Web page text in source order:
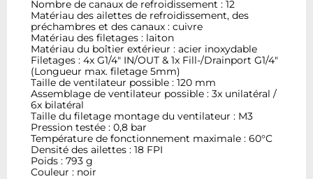
Nombre de canaux de refroidissement : 12
Matériau des ailettes de refroidissement, des
préchambres et des canaux : cuivre
Matériau des filetages : laiton
Matériau du boîtier extérieur : acier inoxydable
Filetages : 4x G1/4" IN/OUT & 1x Fill-/Drainport G1/4"
(Longueur max. filetage 5mm)
Taille de ventilateur possible : 120 mm
Assemblage de ventilateur possible : 3x unilatéral /
6x bilatéral
Taille du filetage montage du ventilateur : M3
Pression testée : 0,8 bar
Température de fonctionnement maximale : 60°C
Densité des ailettes : 18 FPI
Poids : 793 g
Couleur : noir